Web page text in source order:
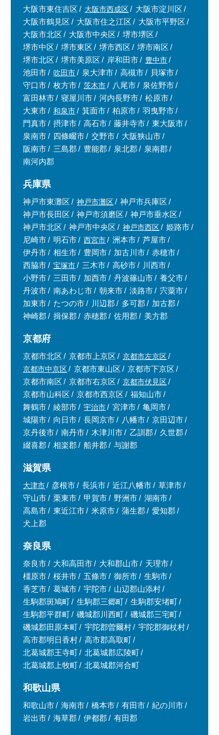
大阪市東住吉区
大阪市西成区
大阪市淀川区
大阪市鶴見区
大阪市住之江区
大阪市平野区
大阪市北区
大阪市中央区
堺市堺区
堺市中区
堺市東区 堺市西区
堺市南区
堺市北区
堺市美原区 岸和田市
豊中市
池田市
吹田市 泉大津市 高槻市
貝塚市
守口市
枚方市 茨木市 八尾市
泉佐野市
富田林市
寝屋川市 河内長野市
松原市
大東市
和泉市 箕面市 柏原市
羽曳野市
門真市
摂津市 高石市 藤井寺市
東大阪市
泉南市
四條畷市 交野市
大阪狭山市
阪南市
三島郡 豊能郡 泉北郡
泉南郡
南河内郡
兵庫県
神戸市東灘区 神戸市灘区
神戸市兵庫区
神戸市長田区
神戸市須磨区
神戸市垂水区
神戸市北区
神戸市中央区 神戸市西区
姫路市
尼崎市
明石市 西宮市 洲本市
芦屋市
伊丹市
相生市 豊岡市 加古川市
赤穂市
西脇市
宝塚市 三木市 高砂市
川西市
小野市
三田市 加西市 丹波篠山市
養父市
丹波市
南あわじ市 朝来市 淡路市
宍粟市
加東市
たつの市 川辺郡 多可郡
加古郡
神崎郡
揖保郡 赤穂郡 佐用郡 美方郡
京都府
京都市北区 京都市上京区
京都市左京区
京都市中京区
京都市東山区
京都市下京区
京都市南区
京都市右京区
京都市伏見区
京都市山科区
京都市西京区
福知山市
舞鶴市
綾部市 宇治市 宮津市
亀岡市
城陽市
向日市 長岡京市 八幡市
京田辺市
京丹後市
南丹市 木津川市 乙訓郡
久世郡
綴喜郡
相楽郡 船井郡 与謝郡
滋賀県
大津市 彦根市 長浜市 近江八幡市
草津市
守山市
栗東市 甲賀市 野洲市
湖南市
高島市
東近江市 米原市 蒲生郡
愛知郡
犬上郡
奈良県
奈良市 大和高田市 大和郡山市
天理市
橿原市
桜井市 五條市 御所市
生駒市
香芝市
葛城市 宇陀市
山辺郡山添村
生駒郡斑鳩町
生駒郡三郷町
生駒郡安堵町
生駒郡平群町
磯城郡川西町
磯城郡三宅町
磯城郡田原本町
宇陀郡曽爾村
宇陀郡御杖村
高市郡明日香村
高市郡高取町
北葛城郡王寺町
北葛城郡広陵町
北葛城郡上牧町
北葛城郡河合町
和歌山県
和歌山市 海南市 橋本市 有田市
紀の川市
岩出市
海草郡 伊都郡 有田郡